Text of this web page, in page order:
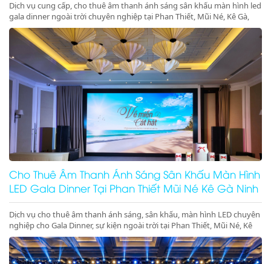
Dịch vụ cung cấp, cho thuê âm thanh ánh sáng sân khấu màn hình led
gala dinner ngoài trời chuyên nghiệp tại Phan Thiết, Mũi Né, Kê Gà,
Ninh Thuận, Ninh Chữ, Vĩnh Hy. Hệ thống hiện đại, setup trọn gói, gọi
ngay nhận ưu đãi lớn!
Cho Thuê Âm Thanh Ánh Sáng Sân Khấu Màn Hình
LED Gala Dinner Tại Phan Thiết Mũi Né Kê Gà Ninh
Thuận Ninh Chữ Vĩnh Hy Giá Rẻ Uy Tín
Dịch vụ cho thuê âm thanh ánh sáng, sân khấu, màn hình LED chuyên
nghiệp cho Gala Dinner, sự kiện ngoài trời tại Phan Thiết, Mũi Né, Kê
Gà, Ninh Thuận, Ninh Chữ, Vĩnh Hy. Thiết bị hiện đại, giá gốc tại kho,
phục vụ tận tâm. Gọi ngay hotline để nhận báo giá ưu đãi tốt nhất
hôm nay!